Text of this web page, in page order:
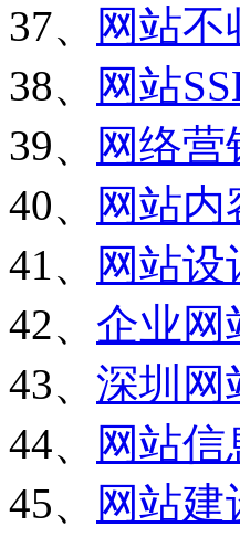
37、
网站
38、
网站
39、
网络
40、
网站
41、
网站
42、 企业网
43、 深圳网
44、
网站
45、
网站